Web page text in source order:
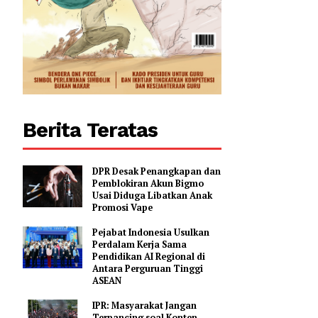
Berita Teratas
DPR Desak Penangkapan dan
Pemblokiran Akun Bigmo
Usai Diduga Libatkan Anak
Promosi Vape
Perdalam Kerja Sama